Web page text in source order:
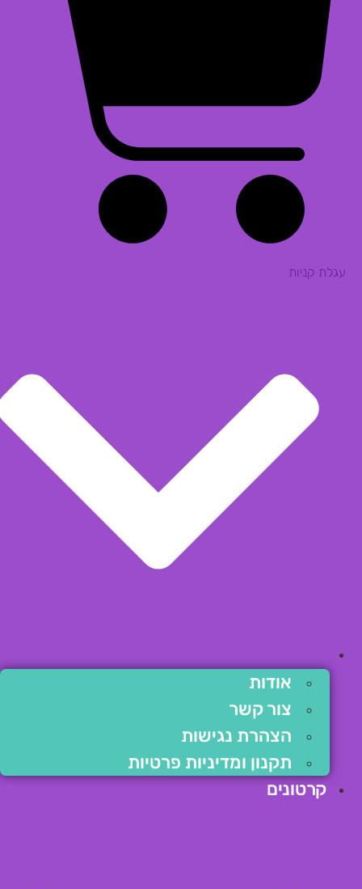
עגלת קניות
אודות
צור קשר
הצהרת נגישות
תקנון ומדיניות פרטיות
קרטונים